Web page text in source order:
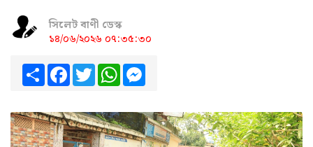
সিলেট বাণী ডেস্ক
১৪/০৬/২০২৬ ০৭:৩৫:৩০
ShareFacebook
TwitterWhatsApp